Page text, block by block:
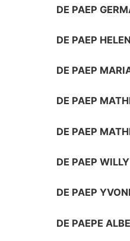
DE PAEP
DE PAEP
DE PAEP
DE PAEP
DE PAEP
DE PAEP WILLY
DE PAEP
DE PAEPE